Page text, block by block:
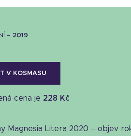
– 2019
V KOSMASU
cena je 228 Kč
Magnesia Litera 2020 – objev